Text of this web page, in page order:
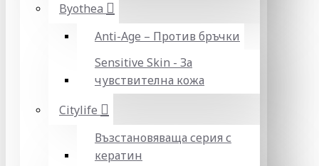
Byothea
Anti-Age – Против бръчки
Sensitive Skin - За
чувствителна кожа
Citylife
Възстановяваща серия с
кератин